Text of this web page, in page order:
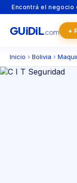
Encontrá el negocio
GUiDiL.com +
Inicio › Bolivia ›